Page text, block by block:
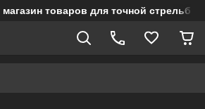
товаров для точной стрельбы